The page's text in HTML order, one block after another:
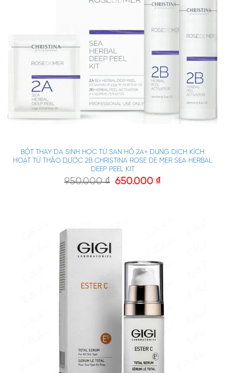
BỘT THAY DA SINH HỌC TỪ SAN HÔ 2A+ DUNG DỊCH KÍCH
HOẠT TỪ THẢO DƯỢC 2B CHRISTINA ROSE DE MER SEA HERBAL
DEEP PEEL KIT
950.000₫ 650.000 ₫